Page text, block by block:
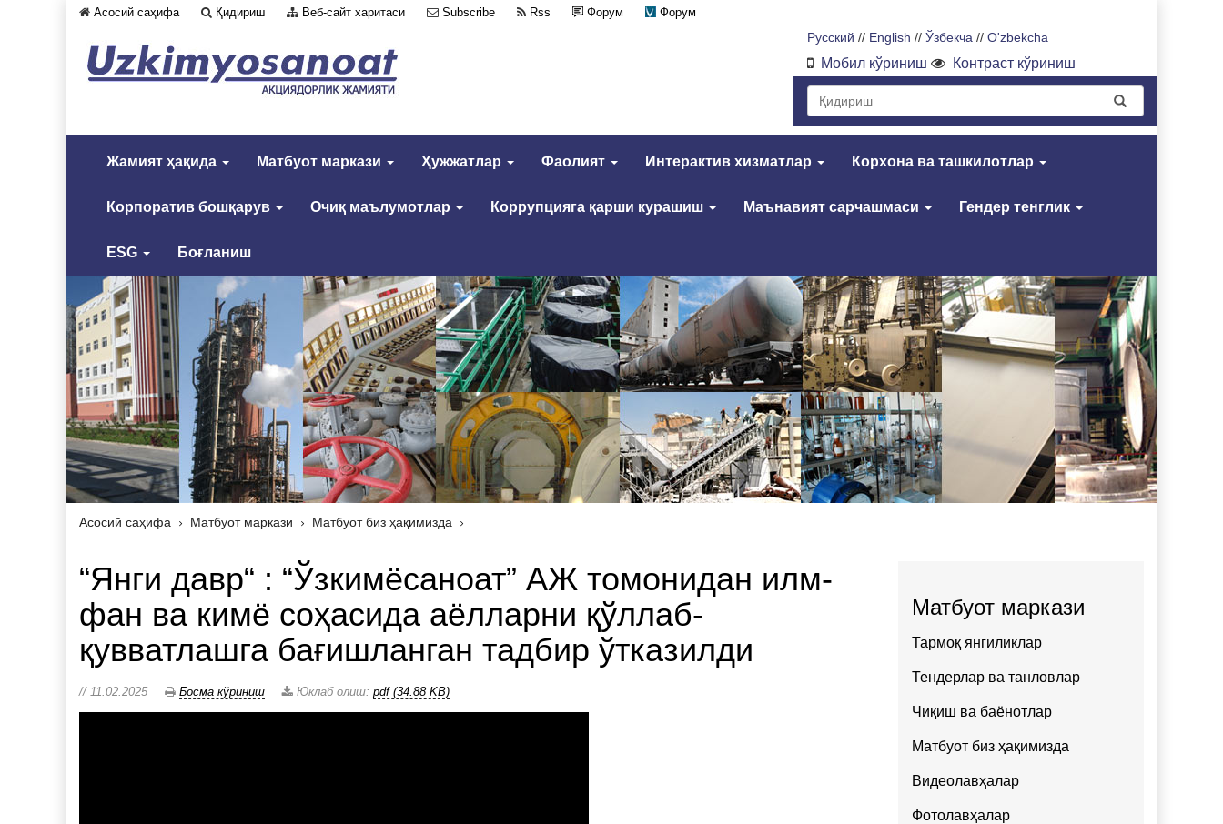
Асосий саҳифа Қидириш Веб-сайт харитаси Subscribe Rss Форум
Форум
Русский // English // Ўзбекча // O'zbekcha
Мобил кўриниш Контраст кўриниш
Жамият ҳақида Матбуот маркази Ҳужжатлар Фаолият Интерактив хизматлар Корхона ва ташкилотлар
Корпоратив бошқарув Очиқ маълумотлар Коррупцияга қарши курашиш Маънавият сарчашмаси Гендер тенглик
ESG Боғланиш
Асосий саҳифа Матбуот маркази Матбуот биз ҳақимизда
“Янги давр“ : “Ўзкимёсаноат” АЖ томонидан илм-
фан ва кимё соҳасида аёлларни қўллаб-
қувватлашга бағишланган тадбир ўтказилди
// 11.02.2025 Босма кўриниш Юклаб олиш: pdf (34.88 KB)
Матбуот маркази
Тармоқ янгиликлар
Тендерлар ва танловлар
Чиқиш ва баёнотлар
Матбуот биз ҳақимизда
Видеолавҳалар
Фотолавҳалар